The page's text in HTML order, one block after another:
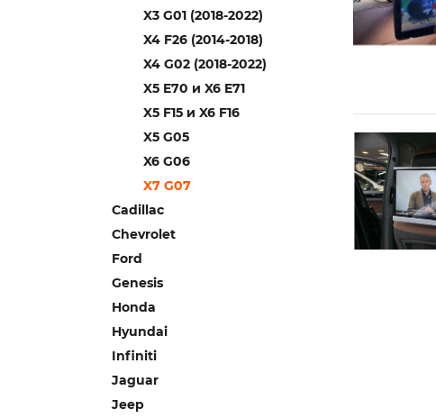
X3 G01 (2018-2022)
X4 F26 (2014-2018)
X4 G02 (2018-2022)
X5 E70 и X6 E71
X5 F15 и X6 F16
X5 G05
X6 G06
X7 G07
Cadillac
Chevrolet
Ford
Genesis
Honda
Hyundai
Infiniti
Jaguar
Jeep